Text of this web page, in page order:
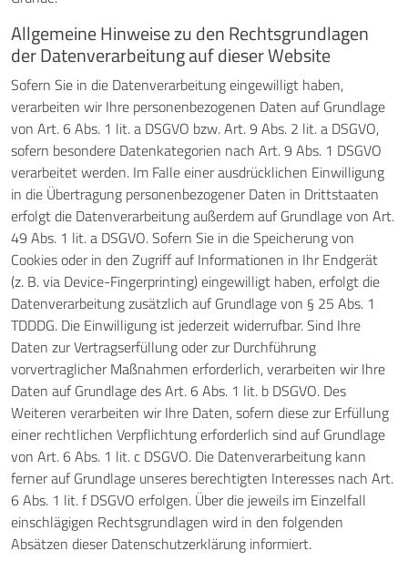
Allgemeine Hinweise zu den Rechtsgrundlagen
der Datenverarbeitung auf dieser Website
Sofern Sie in die Datenverarbeitung eingewilligt haben,
verarbeiten wir Ihre personenbezogenen Daten auf Grundlage
von Art. 6 Abs. 1 lit. a DSGVO bzw. Art. 9 Abs. 2 lit. a DSGVO,
sofern besondere Datenkategorien nach Art. 9 Abs. 1 DSGVO
verarbeitet werden. Im Falle einer ausdrücklichen Einwilligung
in die Übertragung personenbezogener Daten in Drittstaaten
erfolgt die Datenverarbeitung außerdem auf Grundlage von Art.
49 Abs. 1 lit. a DSGVO. Sofern Sie in die Speicherung von
Cookies oder in den Zugriff auf Informationen in Ihr Endgerät
(z. B. via Device-Fingerprinting) eingewilligt haben, erfolgt die
Datenverarbeitung zusätzlich auf Grundlage von § 25 Abs. 1
TDDDG. Die Einwilligung ist jederzeit widerrufbar. Sind Ihre
Daten zur Vertragserfüllung oder zur Durchführung
vorvertraglicher Maßnahmen erforderlich, verarbeiten wir Ihre
Daten auf Grundlage des Art. 6 Abs. 1 lit. b DSGVO. Des
Weiteren verarbeiten wir Ihre Daten, sofern diese zur Erfüllung
einer rechtlichen Verpflichtung erforderlich sind auf Grundlage
von Art. 6 Abs. 1 lit. c DSGVO. Die Datenverarbeitung kann
ferner auf Grundlage unseres berechtigten Interesses nach Art.
6 Abs. 1 lit. f DSGVO erfolgen. Über die jeweils im Einzelfall
einschlägigen Rechtsgrundlagen wird in den folgenden
Absätzen dieser Datenschutzerklärung informiert.